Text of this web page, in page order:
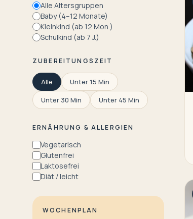
Alle Altersgruppen
Baby (4–12 Monate)
Kleinkind (ab 12 Mon.)
Schulkind (ab 7 J.)
ZUBEREITUNGSZEIT
Alle
Unter 15 Min
Unter 30 Min
Unter 45 Min
ERNÄHRUNG & ALLERGIEN
Vegetarisch
Glutenfrei
Laktosefrei
Diät / leicht
WOCHENPLAN